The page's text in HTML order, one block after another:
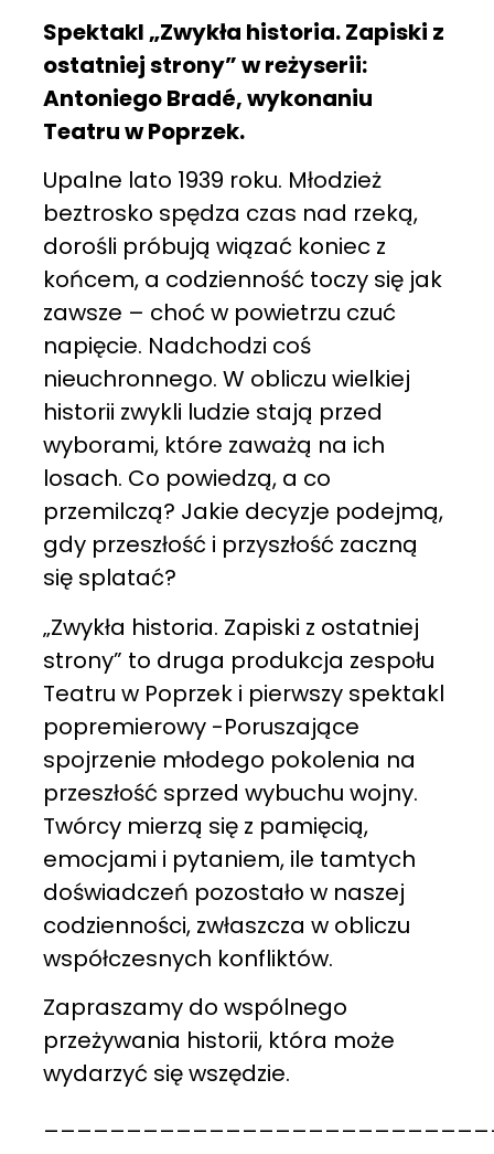
Spektakl „Zwykła historia. Zapiski z
ostatniej strony” w reżyserii:
Antoniego Bradé, wykonaniu
Teatru w Poprzek.
Upalne lato 1939 roku. Młodzież
beztrosko spędza czas nad rzeką,
dorośli próbują wiązać koniec z
końcem, a codzienność toczy się jak
zawsze – choć w powietrzu czuć
napięcie. Nadchodzi coś
nieuchronnego. W obliczu wielkiej
historii zwykli ludzie stają przed
wyborami, które zaważą na ich
losach. Co powiedzą, a co
przemilczą? Jakie decyzje podejmą,
gdy przeszłość i przyszłość zaczną
się splatać?
„Zwykła historia. Zapiski z ostatniej
strony” to druga produkcja zespołu
Teatru w Poprzek i pierwszy spektakl
popremierowy -Poruszające
spojrzenie młodego pokolenia na
przeszłość sprzed wybuchu wojny.
Twórcy mierzą się z pamięcią,
emocjami i pytaniem, ile tamtych
doświadczeń pozostało w naszej
codzienności, zwłaszcza w obliczu
współczesnych konfliktów.
Zapraszamy do wspólnego
przeżywania historii, która może
wydarzyć się wszędzie.